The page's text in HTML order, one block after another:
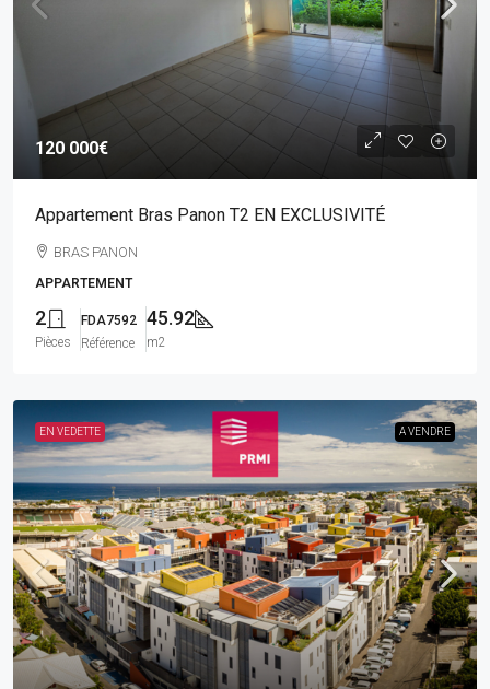
120 000€
Appartement Bras Panon T2 EN EXCLUSIVITÉ
BRAS PANON
APPARTEMENT
2
Pièces
FDA7592
Référence
45.92
m2
EN VEDETTE A VENDRE